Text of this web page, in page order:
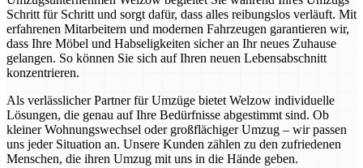
Schritt für Schritt und sorgt dafür, dass alles reibungslos verläuft. Mit
erfahrenen Mitarbeitern und modernen Fahrzeugen garantieren wir,
dass Ihre Möbel und Habseligkeiten sicher an Ihr neues Zuhause
gelangen. So können Sie sich auf Ihren neuen Lebensabschnitt
konzentrieren.
Als verlässlicher Partner für Umzüge bietet Welzow individuelle
Lösungen, die genau auf Ihre Bedürfnisse abgestimmt sind. Ob
kleiner Wohnungswechsel oder großflächiger Umzug – wir passen
uns jeder Situation an. Unsere Kunden zählen zu den zufriedenen
Menschen, die ihren Umzug mit uns in die Hände geben.